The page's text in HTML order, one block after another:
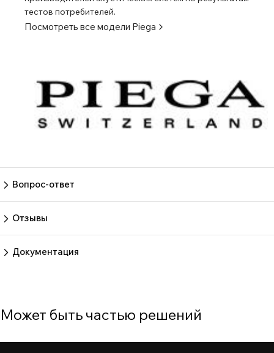
тестов потребителей.
Посмотреть все модели Piega
Вопрос-ответ
Отзывы
Документация
Может быть частью решений